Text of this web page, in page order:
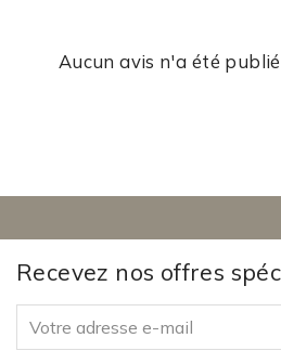
Aucun avis n'a été
Recevez nos offres